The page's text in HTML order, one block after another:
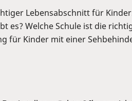
Lebensabschnitt für
es? Welche Schule ist die
für Kinder mit einer